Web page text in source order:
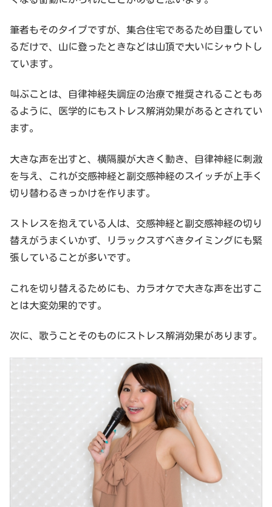
筆者もそのタイプですが、集合住宅であるため自重してい
るだけで、山に登ったときなどは山頂で大いにシャウトし
ています。
叫ぶことは、自律神経失調症の治療で推奨されることもあ
るように、医学的にもストレス解消効果があるとされてい
ます。
大きな声を出すと、横隔膜が大きく動き、自律神経に刺激
を与え、これが交感神経と副交感神経のスイッチが上手く
切り替わるきっかけを作ります。
ストレスを抱えている人は、交感神経と副交感神経の切り
替えがうまくいかず、リラックスすべきタイミングにも緊
張していることが多いです。
これを切り替えるためにも、カラオケで大きな声を出すこ
とは大変効果的です。
次に、歌うことそのものにストレス解消効果があります。